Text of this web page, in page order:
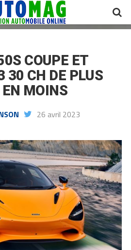
COUPE ET
30 CH DE PLUS
MOINS
26 avril 2023